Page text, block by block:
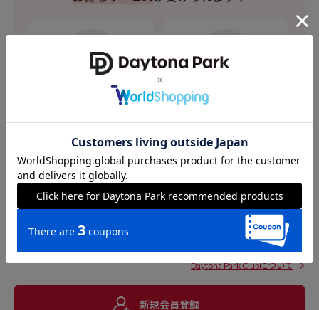
Daytona Park Clubについて
新規会員登録